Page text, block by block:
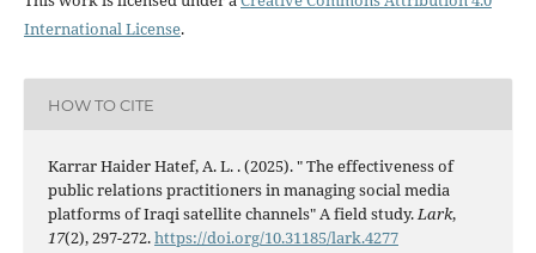
International License.
HOW TO CITE
Karrar Haider Hatef, A. L. . (2025). " The effectiveness of
public relations practitioners in managing social media
platforms of Iraqi satellite channels" A field study.Lark,
17(2), 297-272.https://doi.org/10.31185/lark.4277